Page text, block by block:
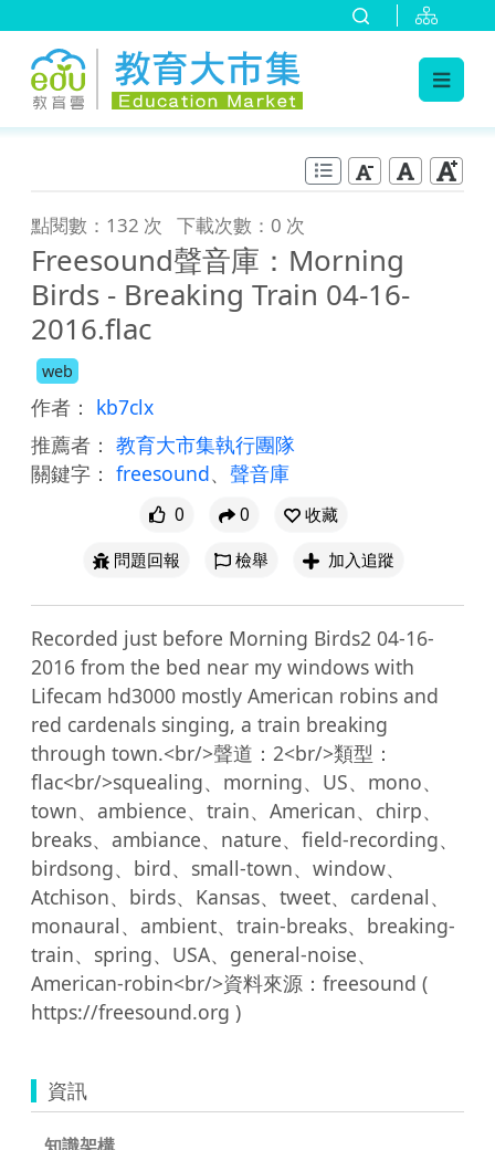
點閱數：132 次 下載次數：0 次
Freesound聲音庫：Morning
Birds - Breaking Train 04-16-
2016.flac
web
作者： kb7clx
推薦者： 教育大市集執行團隊
關鍵字： freesound、 聲音庫
0 0
收藏
問題回報
檢舉 加入追蹤
Recorded just before Morning Birds2 04-16-
2016 from the bed near my windows with
Lifecam hd3000 mostly American robins and
red cardenals singing, a train breaking
through town.<br/>聲道：2<br/>類型：
flac<br/>squealing、morning、US、mono、
town、ambience、train、American、chirp、
breaks、ambiance、nature、field-recording、
birdsong、bird、small-town、window、
Atchison、birds、Kansas、tweet、cardenal、
monaural、ambient、train-breaks、breaking-
train、spring、USA、general-noise、
American-robin<br/>資料來源：freesound (
資訊